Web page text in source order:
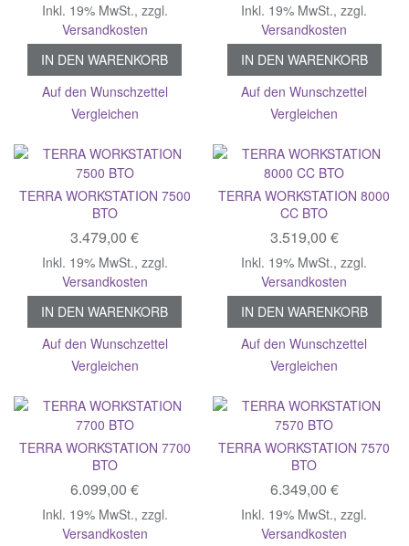
Inkl. 19% MwSt., zzgl.
Versandkosten
IN DEN WARENKORB
Auf den Wunschzettel
Vergleichen
Inkl. 19% MwSt.,zzgl.
Versandkosten
IN DEN WARENKORB
Auf den Wunschzettel
Vergleichen
TERRA WORKSTATION 7500
BTO
3.479,00 €
Inkl. 19% MwSt., zzgl.
Versandkosten
IN DEN WARENKORB
Auf den Wunschzettel
Vergleichen
TERRA WORKSTATION 8000
CC BTO
3.519,00 €
Inkl. 19% MwSt.,zzgl.
Versandkosten
IN DEN WARENKORB
Auf den Wunschzettel
Vergleichen
TERRA WORKSTATION 7700
BTO
6.099,00 €
Inkl. 19% MwSt., zzgl.
Versandkosten
TERRA WORKSTATION 7570
BTO
6.349,00 €
Inkl. 19% MwSt.,zzgl.
Versandkosten